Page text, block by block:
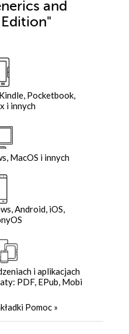
and
Pocketbook,
i innych
MacOS i innych
Android, iOS,
i aplikacjach
PDF, EPub, Mobi
Pomoc »